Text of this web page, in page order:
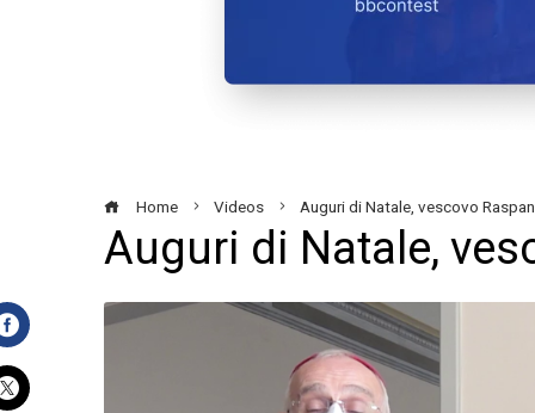
Home Videos Auguri di Natale, vescovo
Auguri di Natale,
Facebook